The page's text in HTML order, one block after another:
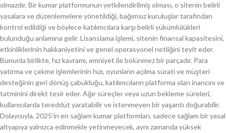
olmazdır. Bir kumar platformunun yetkilendirilmiş olması, o sitenin belirli
yasalara ve düzenlemelere yönetildiği, bağımsız kuruluşlar tarafından
kontrol edildiği ve böylece katılımcılara karşı belirli yükümlülükleri
bulunduğu anlamına gelir. Lisanslama işlemi, sitenin finansal kapasitesini,
etkinliklerinin hakkaniyetini ve genel operasyonel netliğini teyit eder.
Bununla birlikte, hız kavramı, emniyet ile bölünmez bir parçadır. Para
yatırma ve çekme işlemlerinin hızı, oyunların açılma sürati ve müşteri
desteğinin geri dönüş çabukluğu, katılımcıların platforma olan inancını ve
tatminini direkt tesir eder. Ağır süreçler veya uzun bekleme süreleri,
kullanıcılarda tereddüt yaratabilir ve istenmeyen bir yaşantı doğurabilir.
Dolayısıyla, 2025’in en sağlam kumar platformları, sadece sağlam bir yasal
altyapıya yalnızca edinmekle yetinmeyecek, aynı zamanda yüksek